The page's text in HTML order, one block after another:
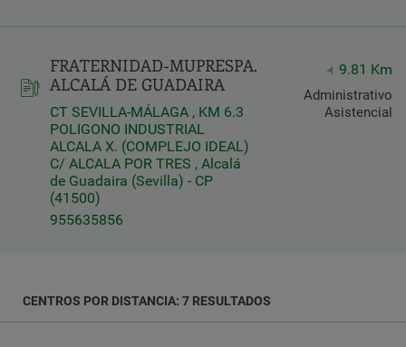
Distance
Kilómetros
Servicios
Query
Search
FRATERNIDAD-MUPRESPA.
ALCALÁ DE GUADAIRA
CT SEVILLA-MÁLAGA , KM 6.3
POLIGONO INDUSTRIAL
ALCALA X. (COMPLEJO IDEAL)
C/ ALCALA POR TRES , Alcalá
de Guadaira (Sevilla) - CP
(41500)
955635856
9.81 Km
Administrativo
Asistencial
CENTROS POR DISTANCIA: 7 RESULTADOS